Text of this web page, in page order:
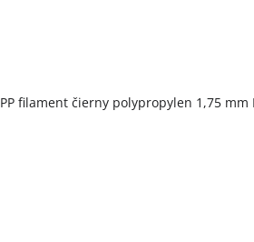
PP filament čierny polypropylen 1,75 mm